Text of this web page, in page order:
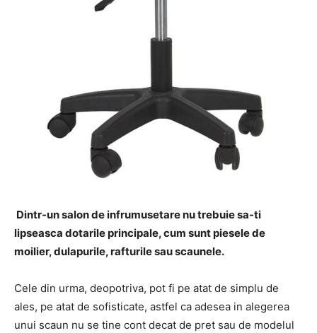
Dintr-un salon de infrumusetare nu trebuie sa-ti
lipseasca dotarile principale, cum sunt piesele de
moilier, dulapurile, rafturile sau scaunele.
Cele din urma, deopotriva, pot fi pe atat de simplu de
ales, pe atat de sofisticate, astfel ca adesea in alegerea
unui scaun nu se tine cont decat de pret sau de modelul